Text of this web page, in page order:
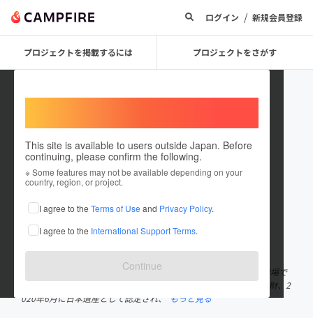
ログイン / 新規会員登録
プロジェクトを掲載するには プロジェクトをさがす
This site is available to users outside Japan. Before
continuing, please confirm the following.
※ Some features may not be available depending on your
country, region, or project.
I agree to the Terms of Use and Privacy Policy.
I agree to the International Support Terms.
Continue
牛久シャトー
これまでに1件のプロジェクトを投稿しています
在住国：日本 現在地：茨城県
出身国：日本 出身地：茨城県
茨城県牛久市にあり、117年の歴史ある日本初の本格的ワイン醸造場で
す。 2007年11月に近代化産業遺産、2008年6月に国指定重要文化財、2
020年6月に日本遺産として認定され、
もっと見る